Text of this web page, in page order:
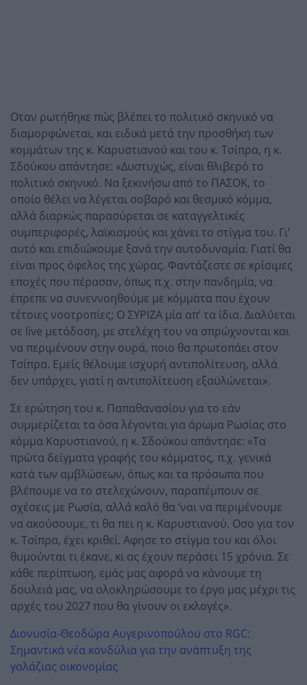
Οταν ρωτήθηκε πώς βλέπει το πολιτικό σκηνικό να
διαμορφώνεται, και ειδικά μετά την προσθήκη των
κομμάτων της κ. Καρυστιανού και του κ. Τσίπρα, η κ.
Σδούκου απάντησε: «Δυστυχώς, είναι θλιβερό το
πολιτικό σκηνικό. Να ξεκινήσω από το ΠΑΣΟΚ, το
οποίο θέλει να λέγεται σοβαρό και θεσμικό κόμμα,
αλλά διαρκώς παρασύρεται σε καταγγελτικές
συμπεριφορές, λαϊκισμούς και χάνει το στίγμα του. Γι’
αυτό και επιδιώκουμε ξανά την αυτοδυναμία. Γιατί θα
είναι προς όφελος της χώρας. Φαντάζεστε σε κρίσιμες
εποχές που πέρασαν, όπως π.χ. στην πανδημία, να
έπρεπε να συνεννοηθούμε με κόμματα που έχουν
τέτοιες νοοτροπίες; Ο ΣΥΡΙΖΑ μία απ’ τα ίδια. Διαλύεται
σε live μετάδοση, με στελέχη του να σπρώχνονται και
να περιμένουν στην ουρά, ποιο θα πρωτοπάει στον
Τσίπρα. Εμείς θέλουμε ισχυρή αντιπολίτευση, αλλά
δεν υπάρχει, γιατί η αντιπολίτευση εξαϋλώνεται».
Σε ερώτηση του κ. Παπαθανασίου για το εάν
συμμερίζεται τα όσα λέγονται για άρωμα Ρωσίας στο
κόμμα Καρυστιανού, η κ. Σδούκου απάντησε: «Τα
πρώτα δείγματα γραφής του κόμματος, π.χ. γενικά
κατά των αμβλώσεων, όπως και τα πρόσωπα που
βλέπουμε να το στελεχώνουν, παραπέμπουν σε
σχέσεις με Ρωσία, αλλά καλό θα ‘ναι να περιμένουμε
να ακούσουμε, τι θα πει η κ. Καρυστιανού. Οσο για τον
κ. Τσίπρα, έχει κριθεί. Αφησε το στίγμα του και όλοι
θυμούνται τι έκανε, κι ας έχουν περάσει 15 χρόνια. Σε
κάθε περίπτωση, εμάς μας αφορά να κάνουμε τη
δουλειά μας, να ολοκληρώσουμε το έργο μας μέχρι τις
αρχές του 2027 που θα γίνουν οι εκλογές».
Διονυσία-Θεοδώρα Αυγερινοπούλου στο RGC:
Σημαντικά νέα κονδύλια για την ανάπτυξη της
γαλάζιας οικονομίας